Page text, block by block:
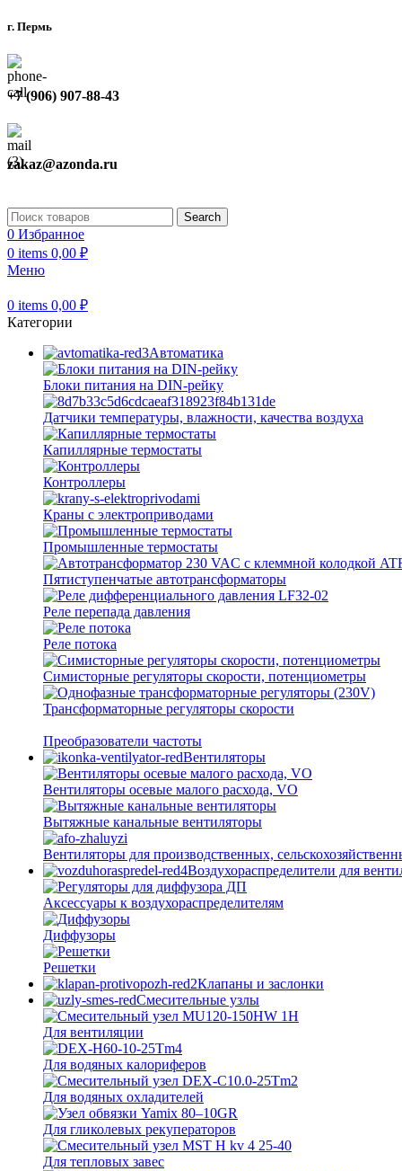
г. Пермь
+7 (906) 907-88-43
zakaz@azonda.ru
Search
0 Избранное
0 items 0,00 ₽
Меню
0 items 0,00 ₽
Категории
Автоматика
Блоки питания на DIN-рейку
Датчики температуры, влажности, качества воздуха
Капиллярные термостаты
Контроллеры
Краны с электроприводами
Промышленные термостаты
Пятиступенчатые автотрансформаторы
Реле перепада давления
Реле потока
Симисторные регуляторы скорости, потенциометры
Трансформаторные регуляторы скорости
Преобразователи частоты
Вентиляторы
Вентиляторы осевые малого расхода, VO
Вытяжные канальные вентиляторы
Вентиляторы для производственных,
Воздухораспределители для
Аксессуары к воздухораспределителям
Диффузоры
Решетки
Клапаны и заслонки
Смесительные узлы
Для вентиляции
Для водяных калориферов
Для водяных охладителей
Для гликолевых рекуператоров
Для тепловых завес